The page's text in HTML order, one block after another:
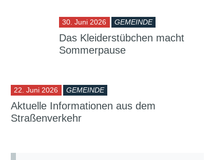
30. Juni 2026 GEMEINDE
Das Kleiderstübchen macht
Sommerpause
22. Juni 2026 GEMEINDE
Aktuelle Informationen aus dem
Straßenverkehr